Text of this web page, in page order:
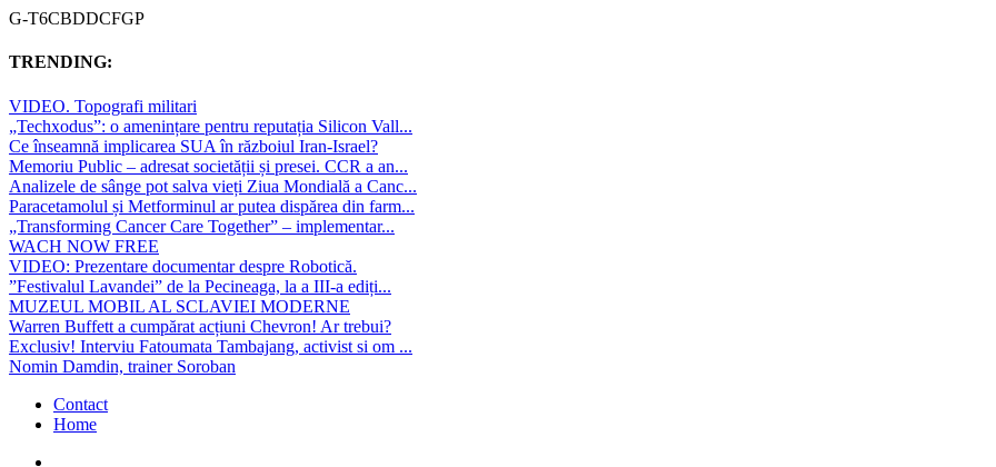
G-T6CBDDCFGP
TRENDING:
VIDEO. Topografi militari
„Techxodus”: o amenințare pentru reputația Silicon Vall...
Ce înseamnă implicarea SUA în războiul Iran-Israel?
Memoriu Public – adresat societății și presei. CCR a an...
Analizele de sânge pot salva vieți Ziua Mondială a Canc...
Paracetamolul și Metforminul ar putea dispărea din farm...
„Transforming Cancer Care Together” – implementar...
WACH NOW FREE
VIDEO: Prezentare documentar despre Robotică.
”Festivalul Lavandei” de la Pecineaga, la a III-a ediți...
MUZEUL MOBIL AL SCLAVIEI MODERNE
Warren Buffett a cumpărat acțiuni Chevron! Ar trebui?
Exclusiv! Interviu Fatoumata Tambajang, activist si om ...
Nomin Damdin, trainer Soroban
Contact
Home